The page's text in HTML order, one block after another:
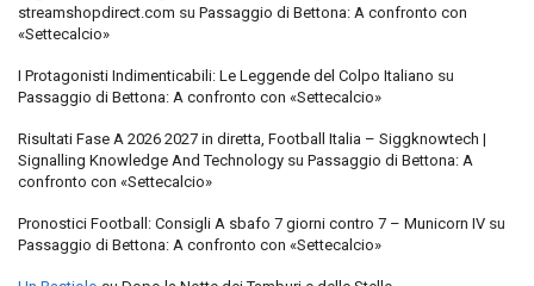
streamshopdirect.com su Passaggio di Bettona: A confronto con
«Settecalcio»
I Protagonisti Indimenticabili: Le Leggende del Colpo Italiano su
Passaggio di Bettona: A confronto con «Settecalcio»
Risultati Fase A 2026 2027 in diretta, Football Italia – Siggknowtech |
Signalling Knowledge And Technology su Passaggio di Bettona: A
confronto con «Settecalcio»
Pronostici Football: Consigli A sbafo 7 giorni contro 7 – Municorn IV su
Passaggio di Bettona: A confronto con «Settecalcio»